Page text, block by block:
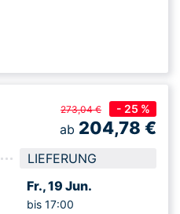
LIEFERUNG
Fr., 19 Jun.
bis 17:00
273,04 € - 25 %
ab 204,78 €